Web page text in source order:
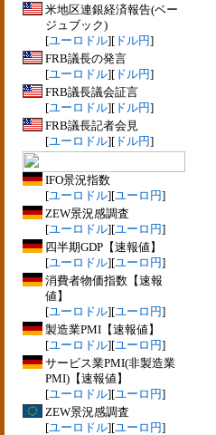
米地区連銀経済報告(ベー
ジュブック)
[ユーロドル][ ドル円]
FRB議長の発言
[ユーロドル][ ドル円]
FRB議長議会証言
[ユーロドル][ ドル円]
FRB議長記者会見
[ユーロドル][ ドル円]
IFO景況指数
[ユーロドル][ユーロ円]
ZEW景況感調査
[ユーロドル][ユーロ円]
四半期GDP【速報値】
[ユーロドル][ユーロ円]
消費者物価指数【速報
値】
[ユーロドル][ユーロ円]
製造業PMI【速報値】
[ユーロドル][ユーロ円]
サービス業PMI(非製造業
PMI)【速報値】
[ユーロドル][ユーロ円]
ZEW景況感調査
[ユーロドル][ユーロ円]